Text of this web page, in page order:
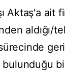
Aktaş'a ait
aldığı/